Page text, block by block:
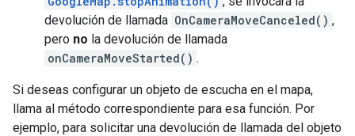
devolución de llamada OnCameraMoveCanceled() ,
pero no la devolución de llamada
onCameraMoveStarted() .
Si deseas configurar un objeto de escucha en el mapa,
llama al método correspondiente para esa función. Por
ejemplo, para solicitar una devolución de llamada del objeto